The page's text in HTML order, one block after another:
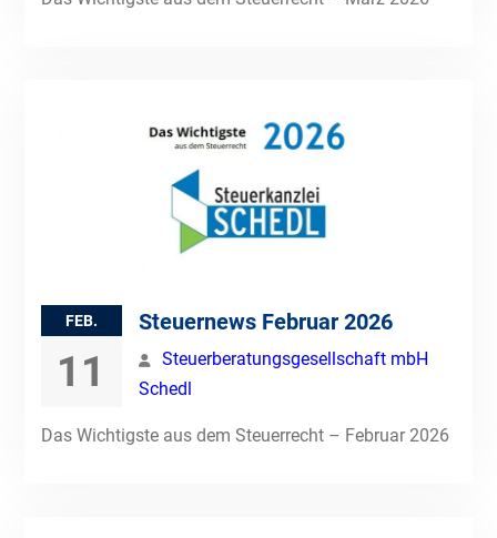
FEB.
11
Steuernews Februar 2026
Steuerberatungsgesellschaft mbH
Schedl
Das Wichtigste aus dem Steuerrecht – Februar 2026